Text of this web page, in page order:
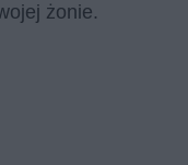
żonie.